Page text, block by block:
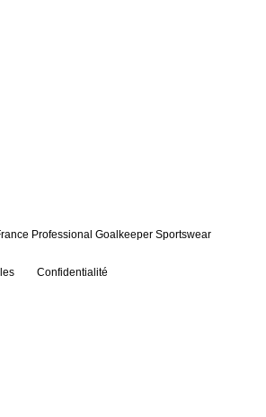
Professional Goalkeeper Sportswear
Confidentialité